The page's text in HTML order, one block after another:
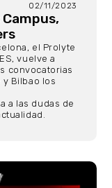
02/11/2023
el Prolyte
vuelve a
convocatorias
y Bilbao los
a las dudas de